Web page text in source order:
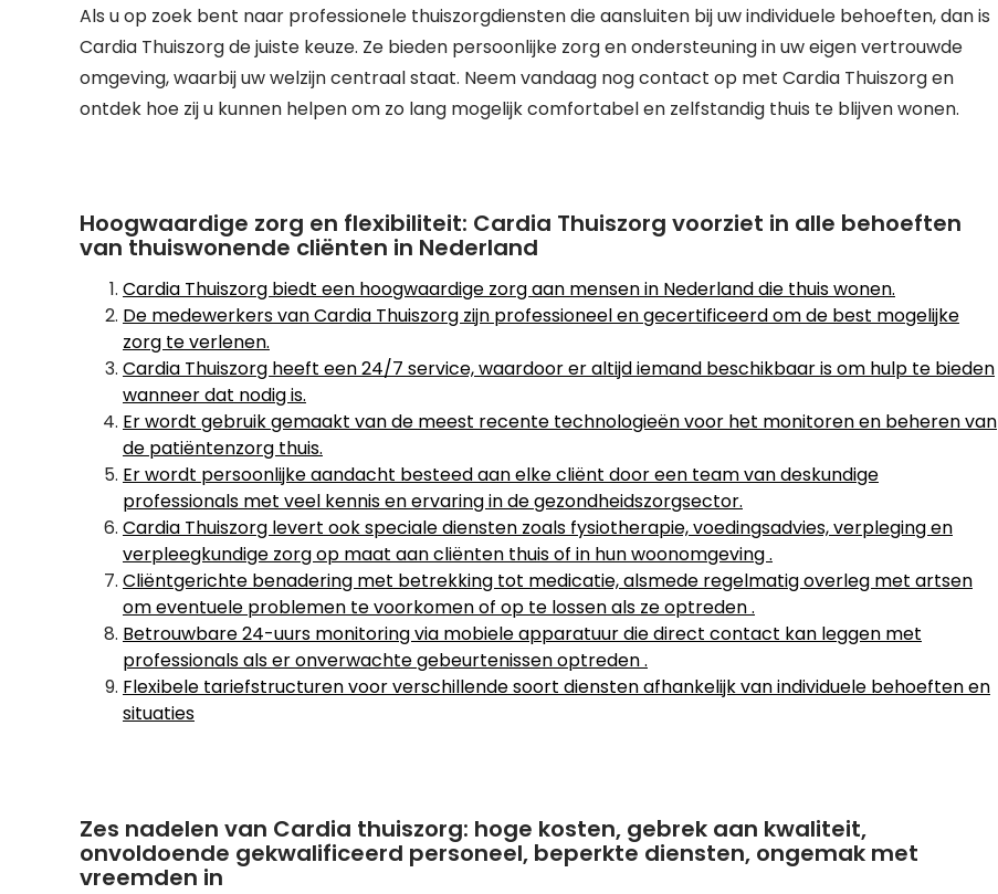
Als u op zoek bent naar professionele thuiszorgdiensten die aansluiten bij uw individuele behoeften, dan is
Cardia Thuiszorg de juiste keuze. Ze bieden persoonlijke zorg en ondersteuning in uw eigen vertrouwde
omgeving, waarbij uw welzijn centraal staat. Neem vandaag nog contact op met Cardia Thuiszorg en
ontdek hoe zij u kunnen helpen om zo lang mogelijk comfortabel en zelfstandig thuis te blijven wonen.
Hoogwaardige zorg en flexibiliteit: Cardia Thuiszorg voorziet in alle behoeften
van thuiswonende cliënten in Nederland
Cardia Thuiszorg biedt een hoogwaardige zorg aan mensen in Nederland die thuis wonen.
De medewerkers van Cardia Thuiszorg zijn professioneel en gecertificeerd om de best mogelijke
zorg te verlenen.
Cardia Thuiszorg heeft een 24/7 service, waardoor er altijd iemand beschikbaar is om hulp te bieden
wanneer dat nodig is.
Er wordt gebruik gemaakt van de meest recente technologieën voor het monitoren en beheren van
de patiëntenzorg thuis.
Er wordt persoonlijke aandacht besteed aan elke cliënt door een team van deskundige
professionals met veel kennis en ervaring in de gezondheidszorgsector.
Cardia Thuiszorg levert ook speciale diensten zoals fysiotherapie, voedingsadvies, verpleging en
verpleegkundige zorg op maat aan cliënten thuis of in hun woonomgeving .
Cliëntgerichte benadering met betrekking tot medicatie, alsmede regelmatig overleg met artsen
om eventuele problemen te voorkomen of op te lossen als ze optreden .
Betrouwbare 24-uurs monitoring via mobiele apparatuur die direct contact kan leggen met
professionals als er onverwachte gebeurtenissen optreden .
Flexibele tariefstructuren voor verschillende soort diensten afhankelijk van individuele behoeften en
situaties
Zes nadelen van Cardia thuiszorg: hoge kosten, gebrek aan kwaliteit,
onvoldoende gekwalificeerd personeel, beperkte diensten, ongemak met
vreemden in